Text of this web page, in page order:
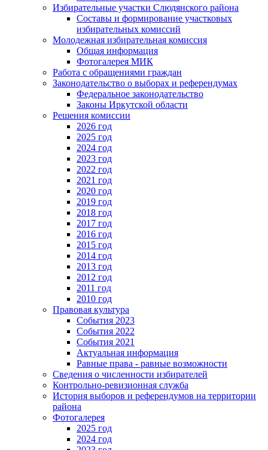
Избирательные участки Слюдянского района
Составы и формирование участковых
избирательных комиссий
Молодежная избирательная комиссия
Общая информация
Фотогалерея МИК
Работа с обращениями граждан
Законодательство о выборах и референдумах
Федеральное законодательство
Законы Иркутской области
Решения комиссии
2026 год
2025 год
2024 год
2023 год
2022 год
2021 год
2020 год
2019 год
2018 год
2017 год
2016 год
2015 год
2014 год
2013 год
2012 год
2011 год
2010 год
Правовая культура
События 2023
События 2022
События 2021
Актуальная информация
Равные права - равные возможности
Сведения о численности избирателей
Контрольно-ревизионная служба
История выборов и референдумов на территории
района
Фотогалерея
2025 год
2024 год